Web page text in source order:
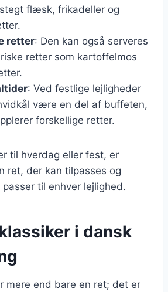
flæsk, frikadeller og
retter: Den kan også serveres
retter som kartoffelmos
: Ved festlige lejligheder
være en del af buffeten,
forskellige retter.
til hverdag eller fest, er
ret, der kan tilpasses og
til enhver lejlighed.
i dansk
mere end bare en ret; det er